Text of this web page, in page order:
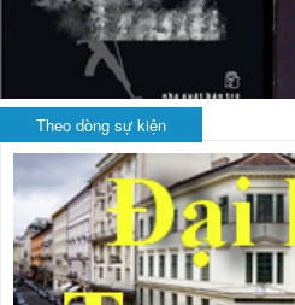
Theo dòng sự kiện